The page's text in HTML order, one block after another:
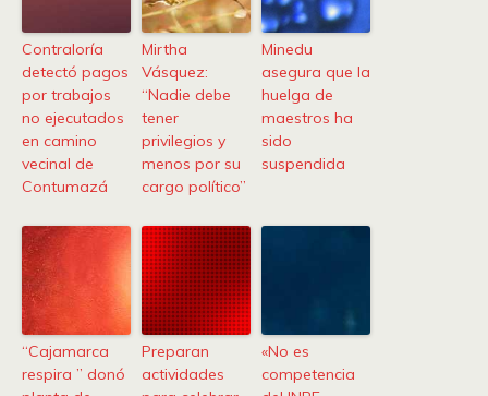
Contraloría
detectó pagos
por trabajos
no ejecutados
en camino
vecinal de
Contumazá
Mirtha
Vásquez:
“Nadie debe
tener
privilegios y
menos por su
cargo político”
Minedu
asegura que la
huelga de
maestros ha
sido
suspendida
“Cajamarca
respira ” donó
Preparan
actividades
«No es
competencia